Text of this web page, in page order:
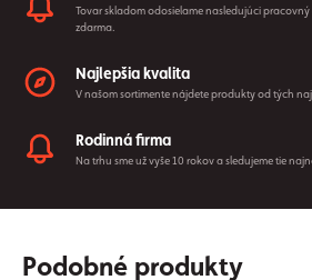
Tovar skladom odosielame nasledujúci
zdarma.
Najlepšia kvalita
V našom sortimente nájdete produkty od tých
Rodinná firma
Na trhu sme už vyše 10 rokov a sledujeme tie
Podobné produkty